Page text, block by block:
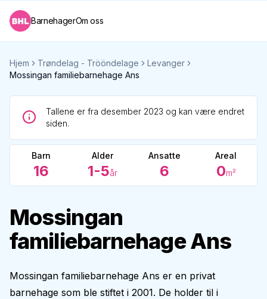
BarnehagerOm oss
Hjem Trøndelag - Trööndelage
Levanger
Mossingan familiebarnehage Ans
Tallene er fra desember 2023 og kan være endret
siden.
Barn
16
Alder
1-5år
Ansatte
6
Areal
0m²
Mossingan
familiebarnehage Ans
Mossingan familiebarnehage Ans er en privat
barnehage som ble stiftet i 2001. De holder til i